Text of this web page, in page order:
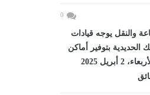
0
والنقل يوجه قيادات
الحديدية بتوفير أماكن
في رحلات...اليوم الأربعاء، 2 أبريل 2025